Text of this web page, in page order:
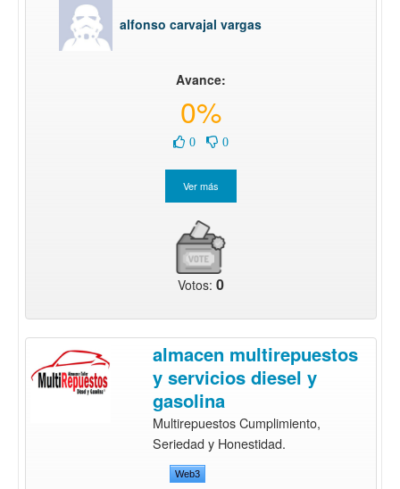
alfonso carvajal vargas
Avance:
0%
0 0
Votos: 0
almacen multirepuestos
y servicios diesel y
gasolina
Multirepuestos Cumplimiento,
Seriedad y Honestidad.
Web3